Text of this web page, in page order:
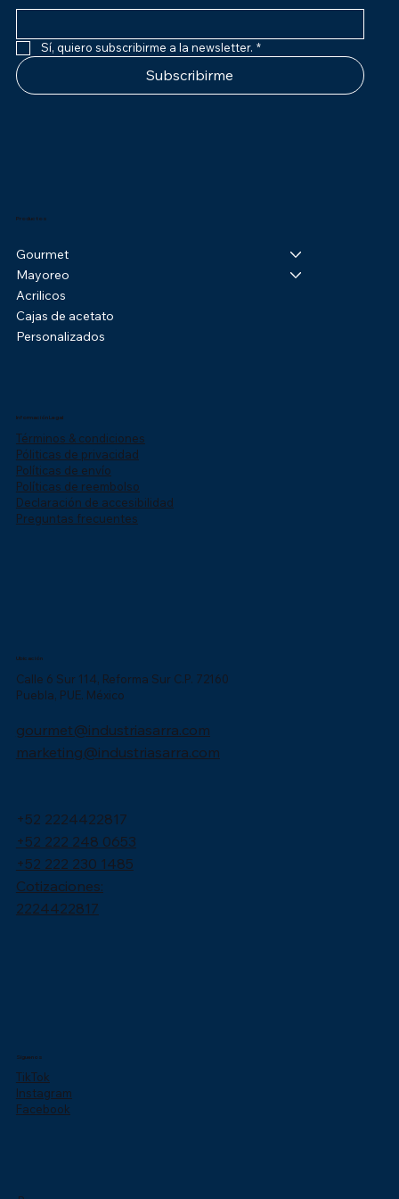
Sí, quiero subscribirme a la newsletter. *
Subscribirme
Productos
Gourmet
Mayoreo
Acrilicos
Cajas de acetato
Personalizados
Información Legal
Términos & condiciones
Póliticas de privacidad
Políticas de envío
Políticas de reembolso
Declaración de accesibilidad
Preguntas frecuentes
Ubicación
Calle 6 Sur 114, Reforma Sur C.P. 72160
Puebla, PUE. México
gourmet@industriasarra.com
marketing@industriasarra.com
+52 2224422817
+52 222 248 0653
+52 222 230 1485
Cotizaciones:
2224422817
Síguenos
TikTok
Instagram
Facebook